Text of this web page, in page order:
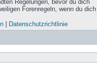
Regelungen, bevor du dich
Forenregeln, wenn du
| Datenschutzrichtlinie